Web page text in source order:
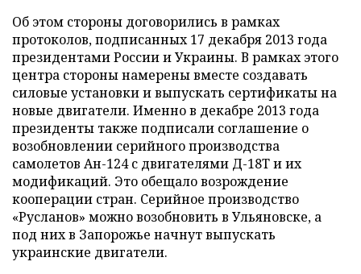
Об этом стороны договорились в рамках
протоколов, подписанных 17 декабря 2013 года
президентами России и Украины. В рамках этого
центра стороны намерены вместе создавать
силовые установки и выпускать сертификаты на
новые двигатели. Именно в декабре 2013 года
президенты также подписали соглашение о
возобновлении серийного производства
самолетов Ан-124 с двигателями Д-18Т и их
модификаций. Это обещало возрождение
кооперации стран. Серийное производство
«Русланов» можно возобновить в Ульяновске, а
под них в Запорожье начнут выпускать
украинские двигатели.